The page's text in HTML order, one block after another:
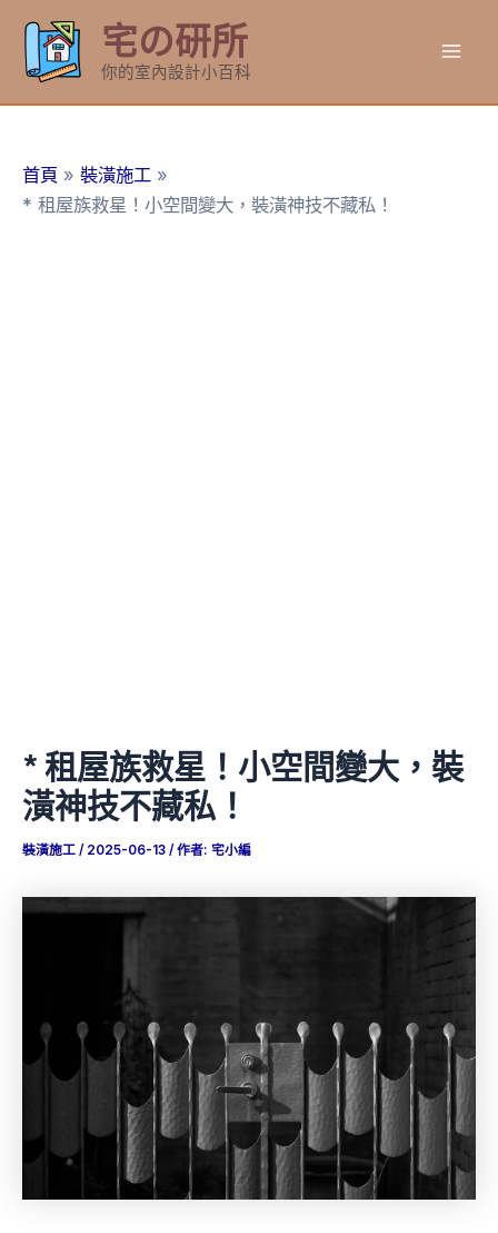
要
宅の研所
你的室內設計小百科
首頁
裝潢施工
* 租屋族救星！小空間變大，裝潢神技不藏私！
* 租屋族救星！小空間變大，裝
潢神技不藏私！
裝潢施工 / 2025-06-13 / 作者: 宅小編